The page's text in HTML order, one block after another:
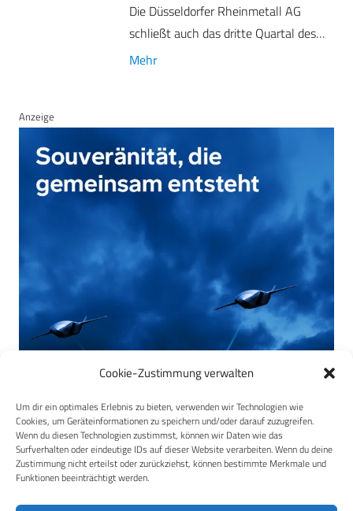
Cookie-Zustimmung verwalten
Um dir ein optimales Erlebnis zu bieten, verwenden wir Technologien wie
Cookies, um Geräteinformationen zu speichern und/oder darauf zuzugreifen.
Wenn du diesen Technologien zustimmst, können wir Daten wie das
Surfverhalten oder eindeutige IDs auf dieser Website verarbeiten. Wenn du deine
Zustimmung nicht erteilst oder zurückziehst, können bestimmte Merkmale und
Funktionen beeinträchtigt werden.
Die Düsseldorfer Rheinmetall AG
schließt auch das dritte Quartal des…
Mehr
Anzeige